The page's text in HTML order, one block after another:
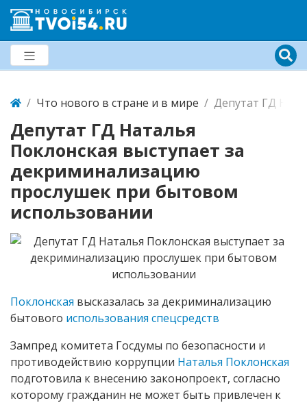
Что нового в стране и в мире Депутат ГД
Депутат ГД Наталья
Поклонская выступает за
декриминализацию
прослушек при бытовом
использовании
Поклонская высказалась за декриминализацию
бытового использования спецсредств
Зампред комитета Госдумы по безопасности и
противодействию коррупции Наталья Поклонская
подготовила к внесению законопроект, согласно
которому гражданин не может быть привлечен к